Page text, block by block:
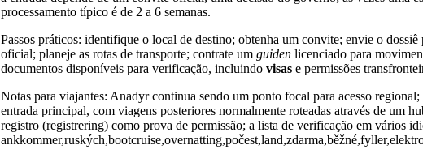
processamento típico é de 2 a 6 semanas.
Passos práticos: identifique o local de destino; obtenha um convite; envie o dossiê
oficial; planeje as rotas de transporte; contrate um guiden licenciado para
documentos disponíveis para verificação, incluindo visas e permissões
Notas para viajantes: Anadyr continua sendo um ponto focal para acesso
entrada principal, com viagens posteriores normalmente roteadas através de um
registro (registrering) como prova de permissão; a lista de verificação em vários